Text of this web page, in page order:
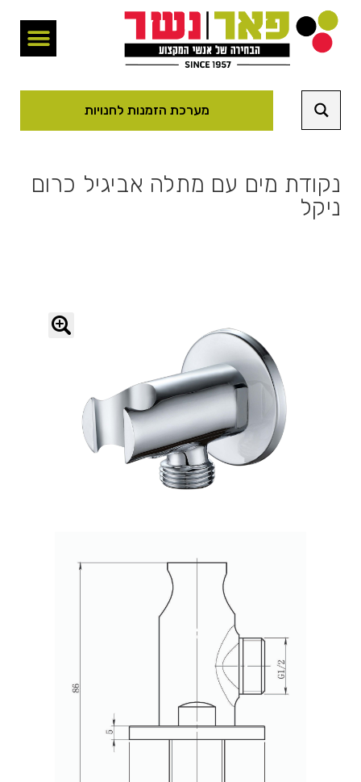
מערכת הזמנות לחנויות
נקודת מים עם מתלה אביגיל כרום
ניקל